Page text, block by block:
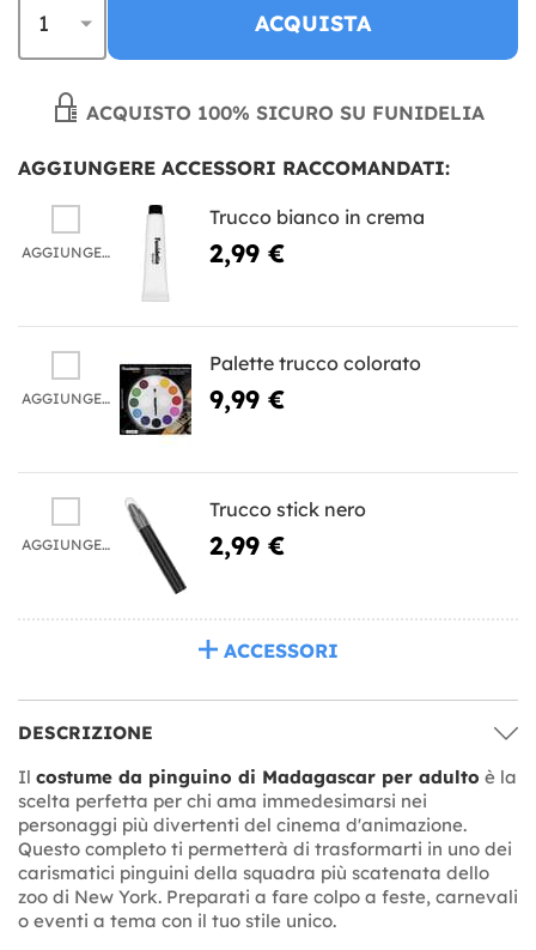
ACQUISTA
ACQUISTO 100% SICURO SU FUNIDELIA
AGGIUNGERE ACCESSORI RACCOMANDATI:
AGGIUNGERE
Trucco bianco in crema
2,99 €
AGGIUNGERE
Palette trucco colorato
9,99 €
AGGIUNGERE
Trucco stick nero
2,99 €
ACCESSORI
DESCRIZIONE
Il costume da pinguino di Madagascar per adulto è la
scelta perfetta per chi ama immedesimarsi nei
personaggi più divertenti del cinema d'animazione.
Questo completo ti permetterà di trasformarti in uno dei
carismatici pinguini della squadra più scatenata dello
zoo di New York. Preparati a fare colpo a feste, carnevali
o eventi a tema con il tuo stile unico.